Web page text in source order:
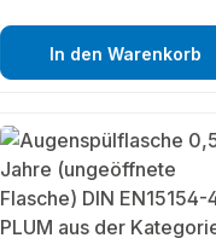
In den Warenkorb